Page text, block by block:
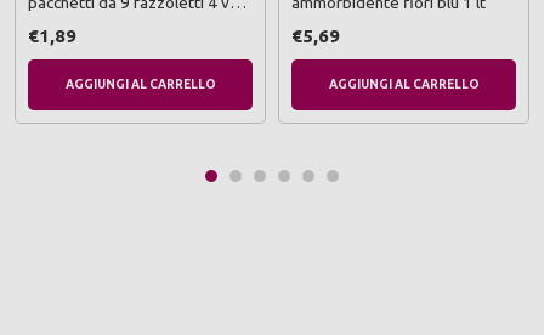
€1,89
AGGIUNGI AL CARRELLO
€5,69
AGGIUNGI AL CARRELLO